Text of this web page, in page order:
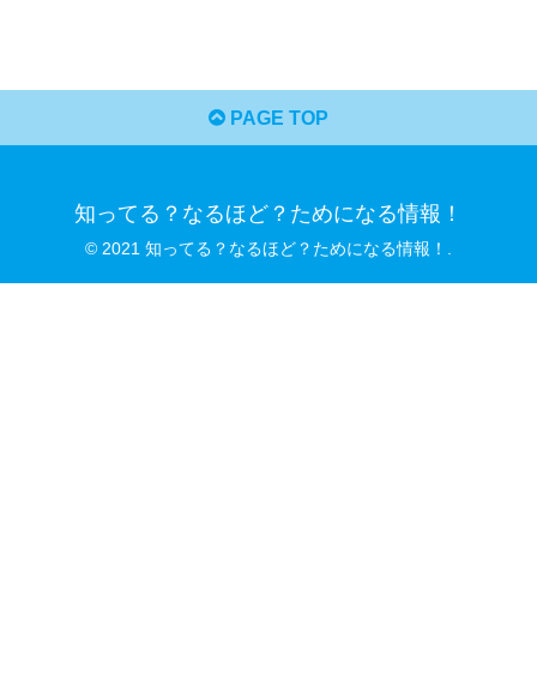
PAGE TOP
知ってる？なるほど？ためになる情報！
© 2021 知ってる？なるほど？ためになる情報！.